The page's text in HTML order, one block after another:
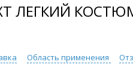
ЛЕГКИЙ
Область применения